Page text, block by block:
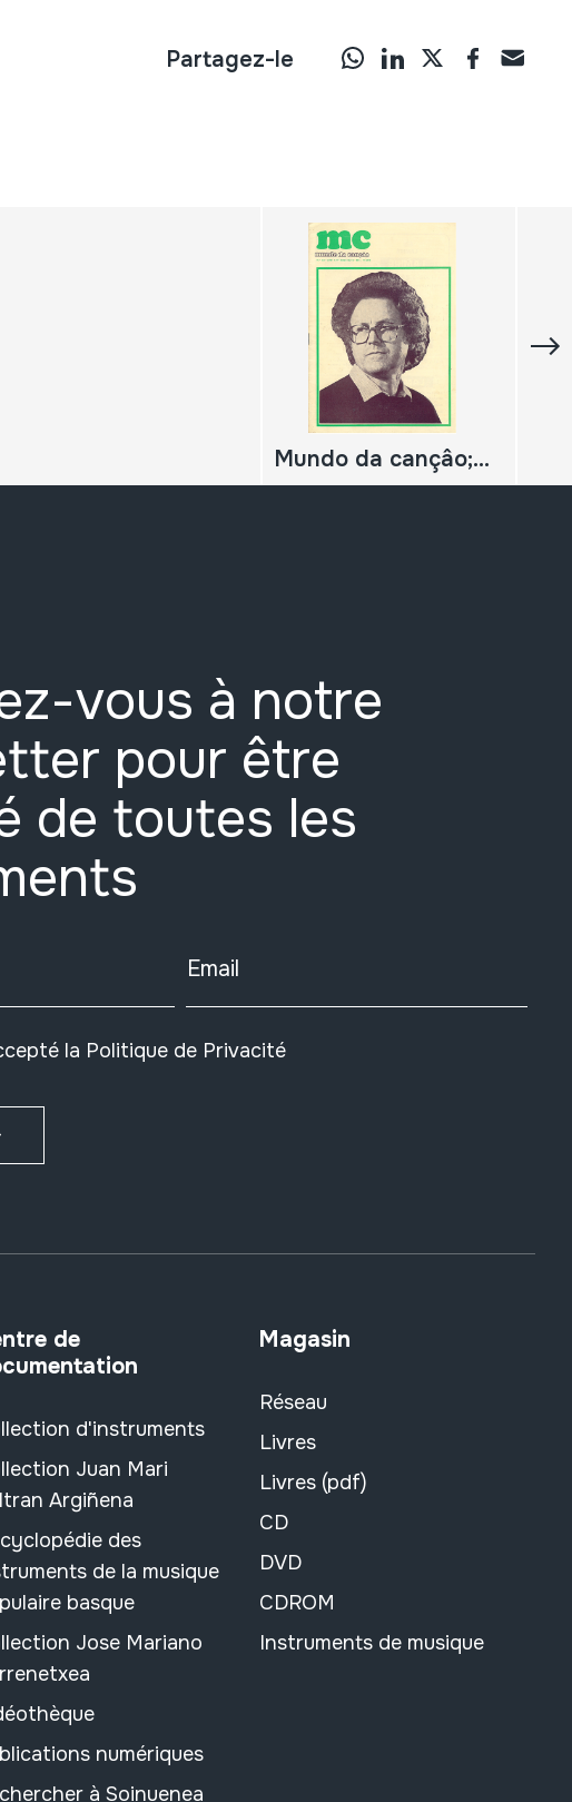
Partagez-le
Mundo da cançâo; N.º 63; José Afonso;
vous à notre
pour être
de toutes les
Email
la Politique de Privacité
de
d'instruments
Juan Mari
Argiñena
des
de la musique
basque
Jose Mariano
numériques
à Soinuenea
Magasin
Réseau
Livres
Livres (pdf)
CD
DVD
CDROM
Instruments de musique